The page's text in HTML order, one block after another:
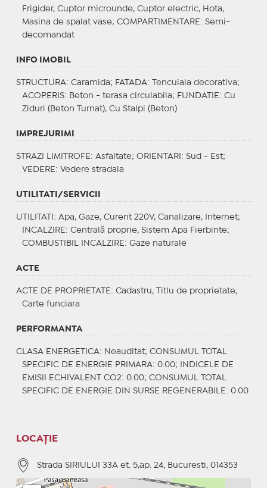
Frigider, Cuptor microunde, Cuptor electric, Hota,
Masina de spalat vase; COMPARTIMENTARE : Semi-
decomandat
INFO IMOBIL
STRUCTURA: Caramida; FATADA: Tencuiala decorativa;
ACOPERIS: Beton - terasa circulabila; FUNDATIE : Cu
Ziduri (Beton Turnat), Cu Stalpi (Beton)
IMPREJURIMI
STRAZI LIMITROFE : Asfaltate; ORIENTARI : Sud - Est;
VEDERE : Vedere stradala
UTILITATI/SERVICII
UTILITATI : Apa, Gaze, Curent 220V, Canalizare, Internet;
INCALZIRE : Centrală proprie, Sistem Apa Fierbinte;
COMBUSTIBIL INCALZIRE : Gaze naturale
ACTE
ACTE DE PROPRIETATE : Cadastru, Titlu de proprietate,
Carte funciara
PERFORMANTA
CLASA ENERGETICA: Neauditat; CONSUMUL TOTAL
SPECIFIC DE ENERGIE PRIMARA: 0.00;
INDICELE DE
EMISII ECHIVALENT CO2: 0.00; CONSUMUL TOTAL
SPECIFIC DE ENERGIE DIN SURSE REGENERABILE : 0.00
LOCAȚIE
Strada SIRIULUI 33A et. 5,ap. 24, Bucuresti, 014353